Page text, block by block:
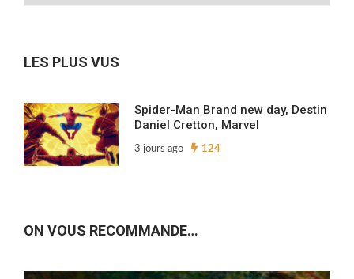
LES PLUS VUS
Spider-Man Brand new day, Destin
Daniel Cretton, Marvel
3 jours ago 124
ON VOUS RECOMMANDE…